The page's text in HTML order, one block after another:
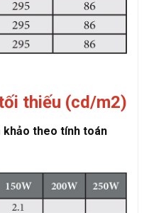
thiếu (cd/m2)
khảo theo tính toán